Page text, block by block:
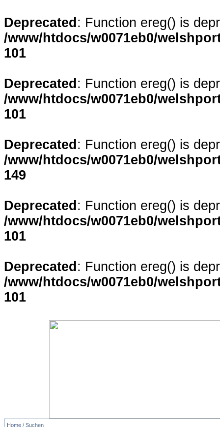
Deprecated : Function ereg() is
/www/htdocs/w0071eb0/
101
Deprecated : Function ereg() is
/www/htdocs/w0071eb0/
101
Deprecated : Function ereg() is
/www/htdocs/w0071eb0/
149
Deprecated : Function ereg() is
/www/htdocs/w0071eb0/
101
Deprecated : Function ereg() is
/www/htdocs/w0071eb0/
101
Home / Suchen